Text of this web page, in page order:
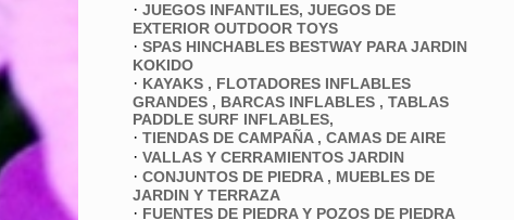
· JUEGOS INFANTILES, JUEGOS DE
EXTERIOR OUTDOOR TOYS
· SPAS HINCHABLES BESTWAY PARA JARDIN
KOKIDO
· KAYAKS , FLOTADORES INFLABLES
GRANDES , BARCAS INFLABLES , TABLAS
PADDLE SURF INFLABLES,
· TIENDAS DE CAMPAÑA , CAMAS DE AIRE
· VALLAS Y CERRAMIENTOS JARDIN
· CONJUNTOS DE PIEDRA , MUEBLES DE
JARDIN Y TERRAZA
· FUENTES DE PIEDRA Y POZOS DE PIEDRA